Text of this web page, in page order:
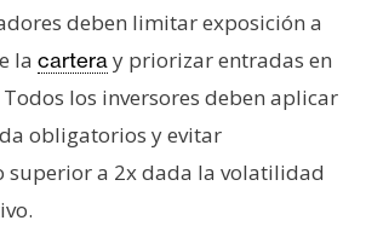
deben limitar exposición a
la cartera y priorizar entradas en
los inversores deben aplicar
obligatorios y evitar
superior a 2x dada la volatilidad